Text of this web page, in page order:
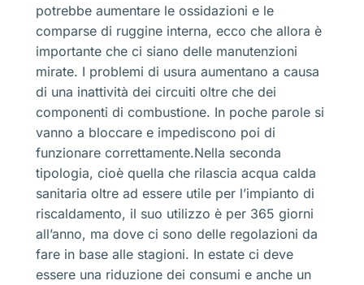
potrebbe aumentare le ossidazioni e le
comparse di ruggine interna, ecco che allora è
importante che ci siano delle manutenzioni
mirate. I problemi di usura aumentano a causa
di una inattività dei circuiti oltre che dei
componenti di combustione. In poche parole si
vanno a bloccare e impediscono poi di
funzionare correttamente.Nella seconda
tipologia, cioè quella che rilascia acqua calda
sanitaria oltre ad essere utile per l’impianto di
riscaldamento, il suo utilizzo è per 365 giorni
all’anno, ma dove ci sono delle regolazioni da
fare in base alle stagioni. In estate ci deve
essere una riduzione dei consumi e anche un